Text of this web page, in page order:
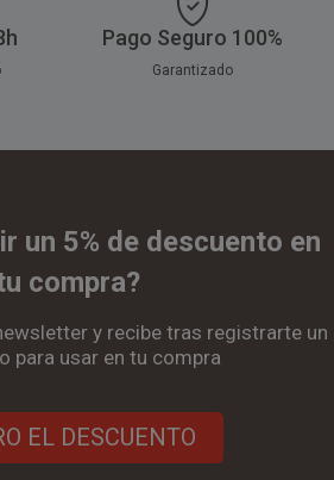
Pago Seguro 100%
Garantizado
un 5% de descuento en
compra?
y recibe tras registrarte un
para usar en tu compra
EL DESCUENTO